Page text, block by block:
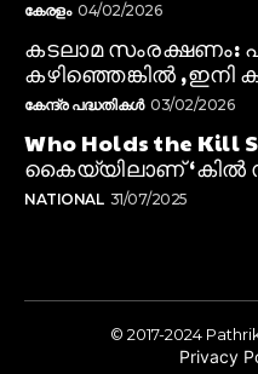
കേരളം 04/02/2026
കടലാമ സംരക്ഷണം:
കഴിഞ്ഞെങ്കിൽ ,ഇനി
കേന്ദ്ര പദ്ധതികൾ 03/02/2026
Who Holds the
കൈയ്യിലാണ് ‘കിൽ
NATIONAL 31/07/2025
© 2017-2024
Privacy